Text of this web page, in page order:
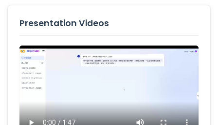
Presentation Videos